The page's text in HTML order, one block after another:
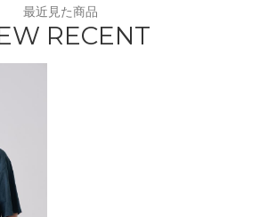
最近見た商品
RECENT